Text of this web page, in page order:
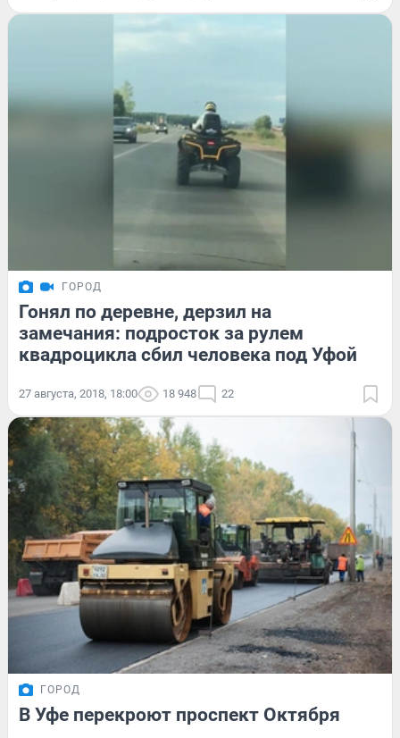
ГОРОД
Гонял по деревне, дерзил на
замечания: подросток за рулем
квадроцикла сбил человека под Уфой
27 августа, 2018, 18:00 18 948 22
ГОРОД
В Уфе перекроют проспект Октября